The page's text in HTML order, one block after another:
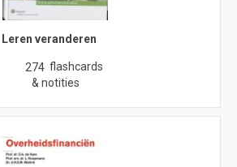
Leren veranderen
274 flashcards
& notities